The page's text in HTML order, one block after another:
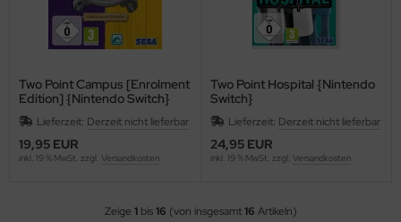
Two Point Campus [Enrolment
Edition] {Nintendo Switch}
Lieferzeit: Derzeit nicht lieferbar
19,95 EUR
inkl. 19 % MwSt. zzgl. Versandkosten
Two Point Hospital {Nintendo
Switch}
Lieferzeit: Derzeit nicht lieferbar
24,95 EUR
inkl. 19 % MwSt. zzgl. Versandkosten
Zeige 1bis16 (von insgesamt16 Artikeln)